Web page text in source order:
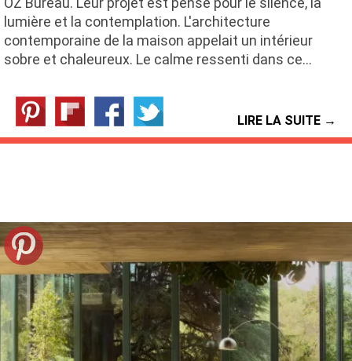
lumière et la contemplation. L'architecture
contemporaine de la maison appelait un intérieur
sobre et chaleureux. Le calme ressenti dans ce…
LIRE LA SUITE →